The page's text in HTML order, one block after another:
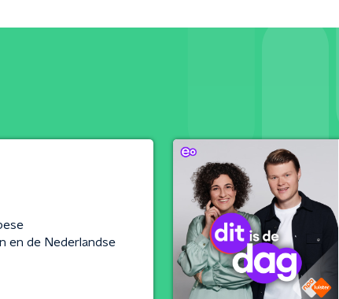
en de Nederlandse